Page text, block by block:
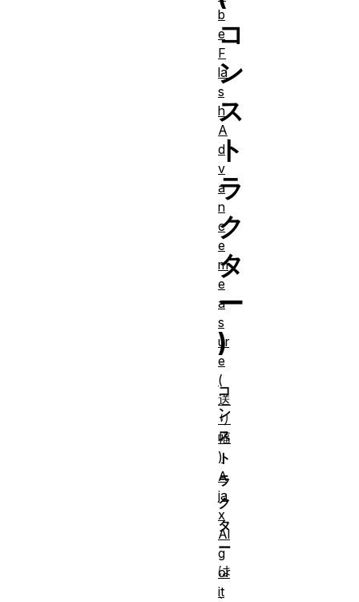
コ
ン
ス
ト
ラ
ク
タ
ー
)
コ
ン
ス
ト
ラ
ク
タ
ー
は
、
b
e
F
la
s
h
A
d
v
a
n
c
e
m
e
a
s
ur
e
(
送
り
幅
)
A
ja
x
Al
g
or
it